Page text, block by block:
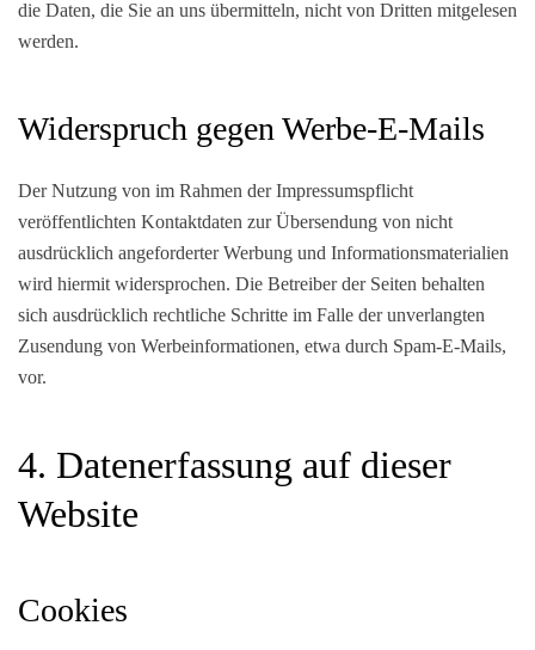
die Daten, die Sie an uns übermitteln, nicht von Dritten mitgelesen
werden.
Widerspruch gegen Werbe-E-Mails
Der Nutzung von im Rahmen der Impressumspflicht
veröffentlichten Kontaktdaten zur Übersendung von nicht
ausdrücklich angeforderter Werbung und Informationsmaterialien
wird hiermit widersprochen. Die Betreiber der Seiten behalten
sich ausdrücklich rechtliche Schritte im Falle der unverlangten
Zusendung von Werbeinformationen, etwa durch Spam-E-Mails,
vor.
4. Datenerfassung auf dieser
Website
Cookies